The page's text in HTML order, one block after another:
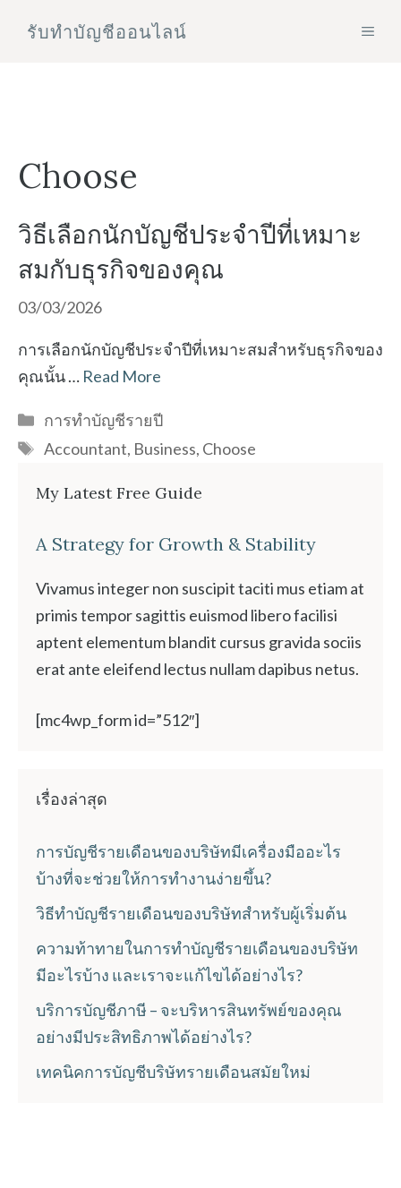
รับทําบัญชีออนไลน์
Choose
วิธีเลือกนักบัญชีประจำปีที่เหมาะ
สมกับธุรกิจของคุณ
03/03/2026
การเลือกนักบัญชีประจำปีที่เหมาะสมสำหรับธุรกิจของ
คุณนั้น … Read More
Categories
การทำบัญชีรายปี
Tags
Accountant, Business, Choose
My Latest Free Guide
A Strategy for Growth & Stability
Vivamus integer non suscipit taciti mus etiam at
primis tempor sagittis euismod libero facilisi
aptent elementum blandit cursus gravida sociis
erat ante eleifend lectus nullam dapibus netus.
[mc4wp_form id=”512″]
เรื่องล่าสุด
การบัญชีรายเดือนของบริษัทมีเครื่องมืออะไร
บ้างที่จะช่วยให้การทำงานง่ายขึ้น?
วิธีทำบัญชีรายเดือนของบริษัทสำหรับผู้เริ่มต้น
ความท้าทายในการทำบัญชีรายเดือนของบริษัท
มีอะไรบ้าง และเราจะแก้ไขได้อย่างไร?
บริการบัญชีภาษี – จะบริหารสินทรัพย์ของคุณ
อย่างมีประสิทธิภาพได้อย่างไร?
เทคนิคการบัญชีบริษัทรายเดือนสมัยใหม่